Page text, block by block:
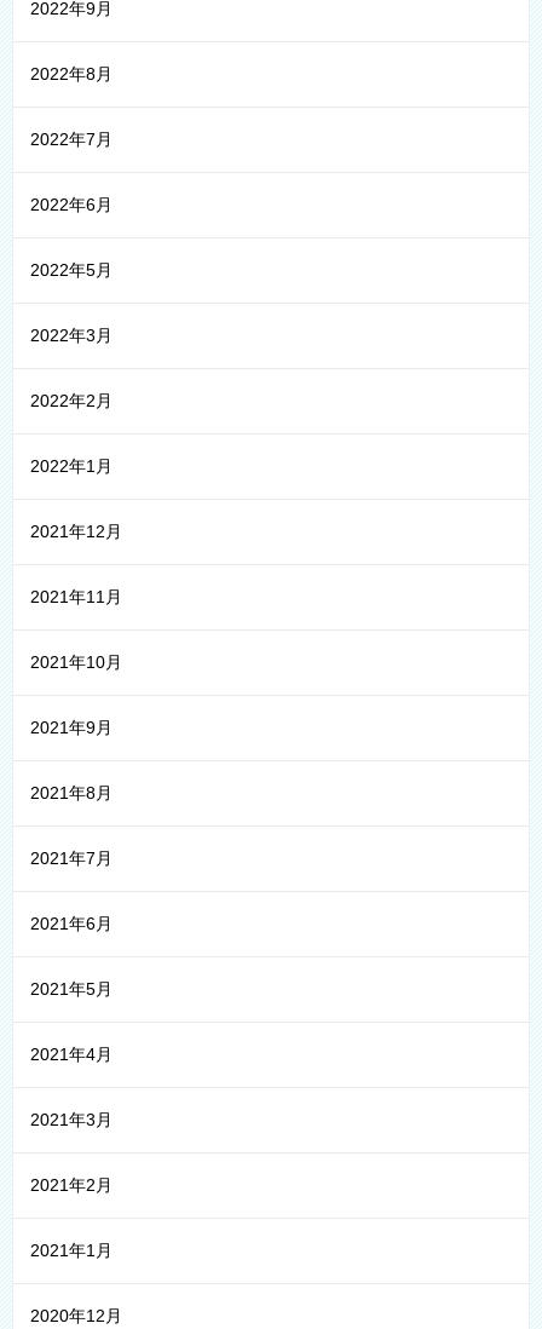
2022年9月
2022年8月
2022年7月
2022年6月
2022年5月
2022年3月
2022年2月
2022年1月
2021年12月
2021年11月
2021年10月
2021年9月
2021年8月
2021年7月
2021年6月
2021年5月
2021年4月
2021年3月
2021年2月
2021年1月
2020年12月